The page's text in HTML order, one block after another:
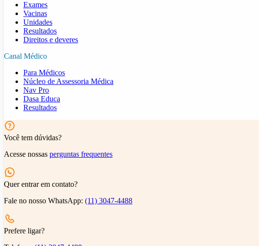
Exames
Vacinas
Unidades
Resultados
Direitos e deveres
Canal Médico
Para Médicos
Núcleo de Assessoria Médica
Nav Pro
Dasa Educa
Resultados
Você tem dúvidas?
Acesse nossas perguntas frequentes
Quer entrar em contato?
Fale no nosso WhatsApp: (11) 3047-4488
Prefere ligar?